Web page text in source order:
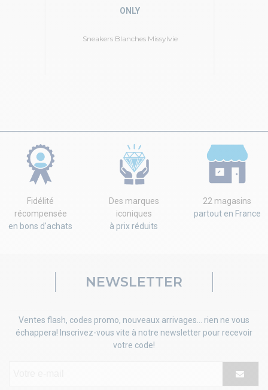
Sneakers Blanches Missylvie
ONLY
Fidélité
récompensée
en bons d'achats
Des marques
iconiques
à prix réduits
22 magasins
partout en France
NEWSLETTER
Ventes flash, codes promo, nouveaux arrivages... rien ne vous
échappera! Inscrivez-vous vite à notre newsletter pour recevoir
votre code!